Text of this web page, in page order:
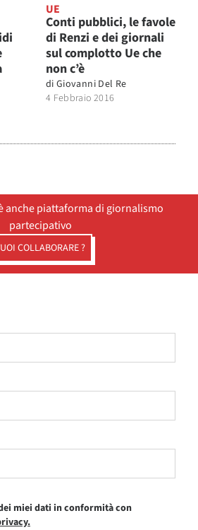
UE
Conti pubblici, le favole
di Renzi e dei giornali
sul complotto Ue che
non c’è
di Giovanni Del Re
4 Febbraio 2016
anche piattaforma di giornalismo
partecipativo
COLLABORARE ?
miei dati in conformità con